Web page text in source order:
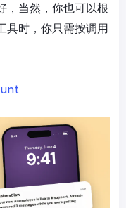
，当然，你也可以根
具时，你只需按调用